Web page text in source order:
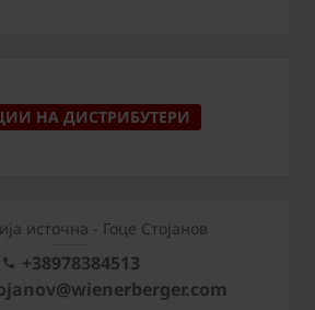
НА ДИСТРИБУТЕРИ
источна - Гоце Стојанов
+38978384513